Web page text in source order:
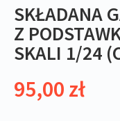
SKŁADANA
Z
SKALI 1/24
95,00 zł